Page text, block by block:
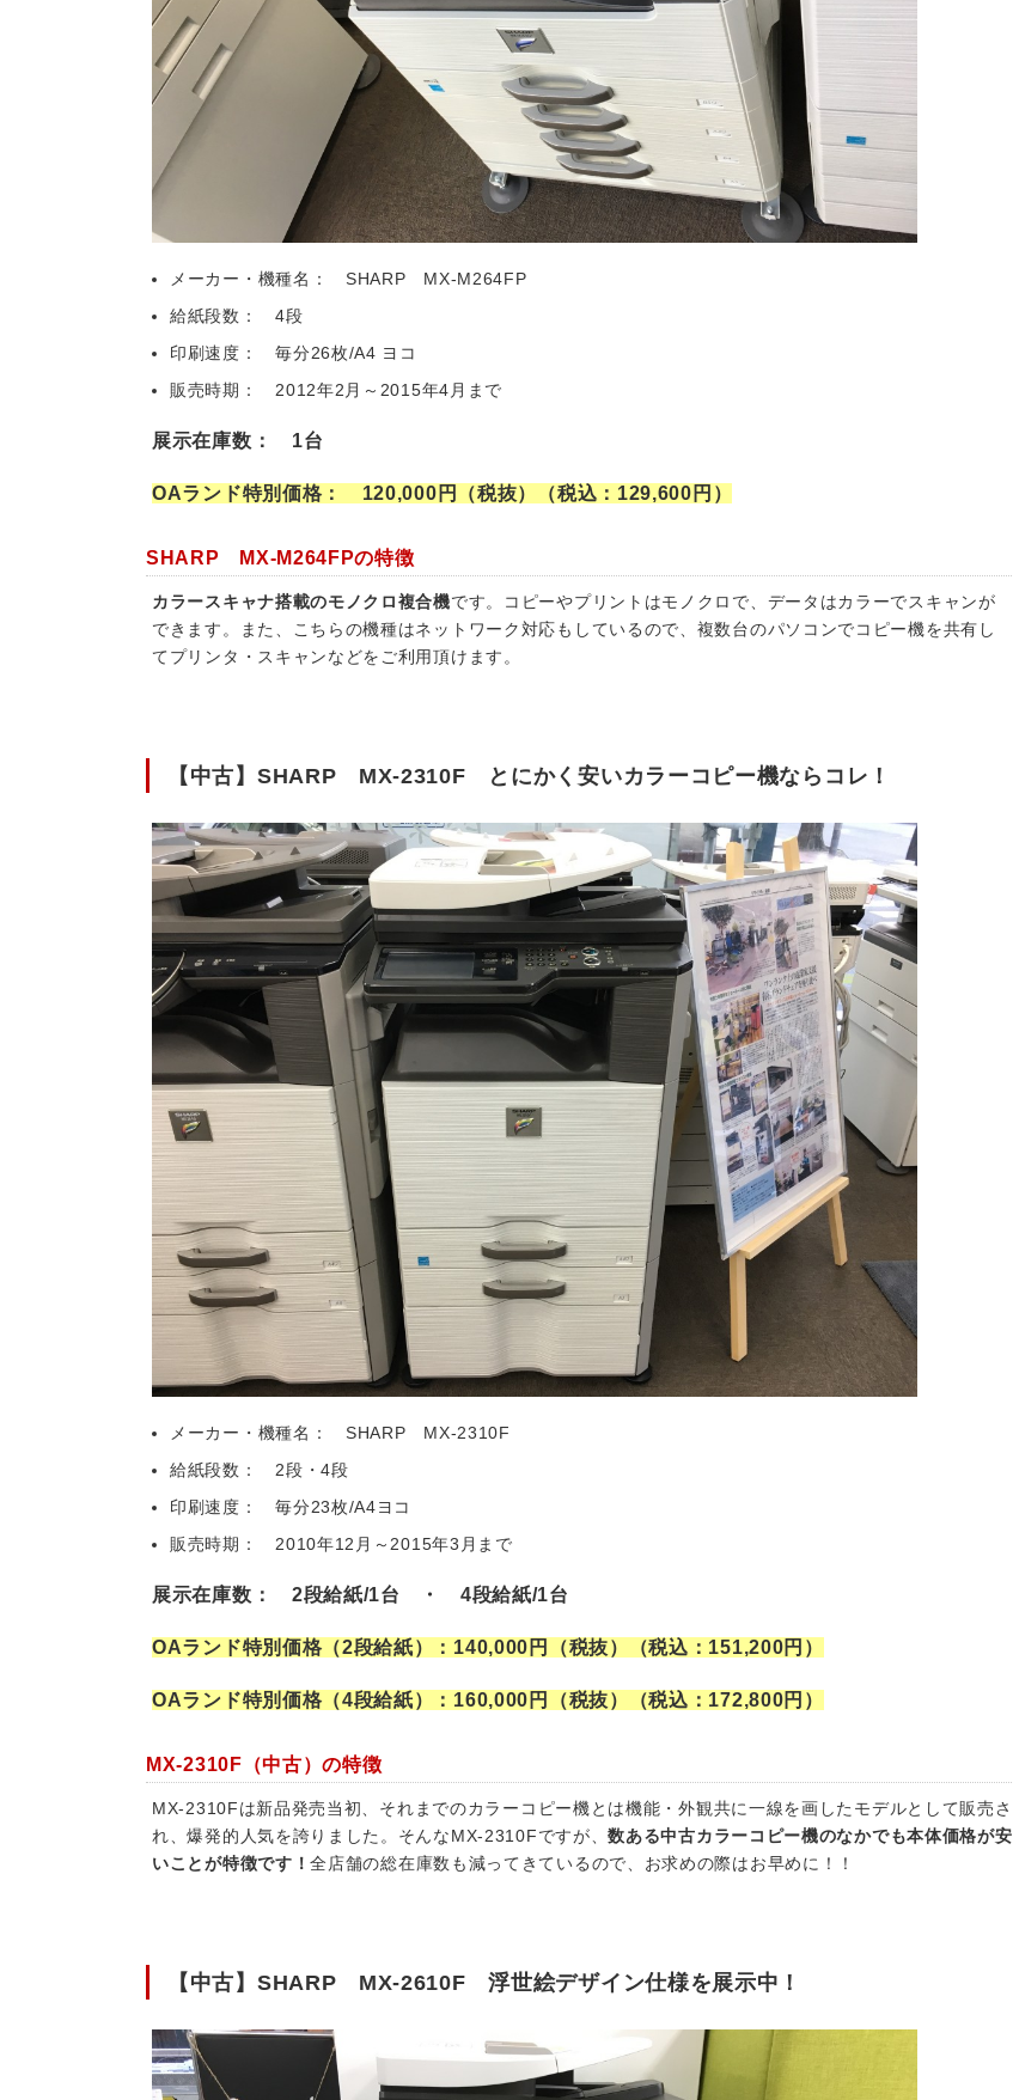
メーカー・機種名： SHARP MX-M264FP
給紙段数： 4段
印刷速度： 毎分26枚/A4 ヨコ
販売時期： 2012年2月～2015年4月まで
展示在庫数： 1台
OAランド特別価格： 120,000円（税抜）（税込：129,600円）
SHARP MX-M264FPの特徴
カラースキャナ搭載のモノクロ複合機です。コピーやプリントはモノクロで、データはカラーでスキャンが
できます。また、こちらの機種はネットワーク対応もしているので、複数台のパソコンでコピー機を共有し
てプリンタ・スキャンなどをご利用頂けます。
【中古】SHARP MX-2310F とにかく安いカラーコピー機ならコレ！
メーカー・機種名： SHARP MX-2310F
給紙段数： 2段・4段
印刷速度： 毎分23枚/A4ヨコ
販売時期： 2010年12月～2015年3月まで
展示在庫数： 2段給紙/1台 ・ 4段給紙/1台
OAランド特別価格（2段給紙）：140,000円（税抜）（税込：151,200円）
OAランド特別価格（4段給紙）：160,000円（税抜）（税込：172,800円）
MX-2310F（中古）の特徴
MX-2310Fは新品発売当初、それまでのカラーコピー機とは機能・外観共に一線を画したモデルとして販売さ
れ、爆発的人気を誇りました。そんなMX-2310Fですが、数ある中古カラーコピー機のなかでも本体価格が安
いことが特徴です！全店舗の総在庫数も減ってきているので、お求めの際はお早めに！！
【中古】SHARP MX-2610F 浮世絵デザイン仕様を展示中！